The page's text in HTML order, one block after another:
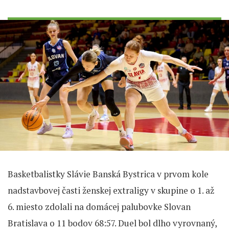
Basketbalistky Slávie Banská Bystrica v prvom kole
nadstavbovej časti ženskej extraligy v skupine o 1. až
6. miesto zdolali na domácej palubovke Slovan
Bratislava o 11 bodov 68:57. Duel bol dlho vyrovnaný,